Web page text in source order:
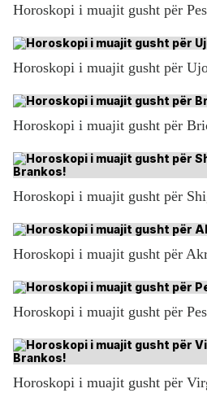
Horoskopi i muajit gusht për
Horoskopi i muajit gusht për
Horoskopi i muajit gusht për
Horoskopi i muajit gusht për
Horoskopi i muajit gusht për
Horoskopi i muajit gusht për
Horoskopi i muajit gusht për